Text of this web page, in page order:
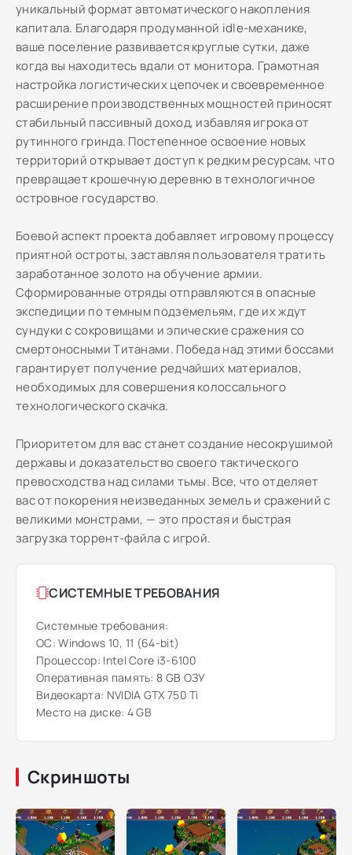
уникальный формат автоматического накопления
капитала. Благодаря продуманной idle-механике,
ваше поселение развивается круглые сутки, даже
когда вы находитесь вдали от монитора. Грамотная
настройка логистических цепочек и своевременное
расширение производственных мощностей приносят
стабильный пассивный доход, избавляя игрока от
рутинного гринда. Постепенное освоение новых
территорий открывает доступ к редким ресурсам, что
превращает крошечную деревню в технологичное
островное государство.
Боевой аспект проекта добавляет игровому процессу
приятной остроты, заставляя пользователя тратить
заработанное золото на обучение армии.
Сформированные отряды отправляются в опасные
экспедиции по темным подземельям, где их ждут
сундуки с сокровищами и эпические сражения со
смертоносными Титанами. Победа над этими боссами
гарантирует получение редчайших материалов,
необходимых для совершения колоссального
технологического скачка.
Приоритетом для вас станет создание несокрушимой
державы и доказательство своего тактического
превосходства над силами тьмы. Все, что отделяет
вас от покорения неизведанных земель и сражений с
великими монстрами, — это простая и быстрая
загрузка торрент-файла с игрой.
СИСТЕМНЫЕ ТРЕБОВАНИЯ
Системные требования:
ОС: Windows 10, 11 (64-bit)
Процессор: Intel Core i3-6100
Оперативная память: 8 GB ОЗУ
Видеокарта: NVIDIA GTX 750 Ti
Место на диске: 4 GB
Скриншоты